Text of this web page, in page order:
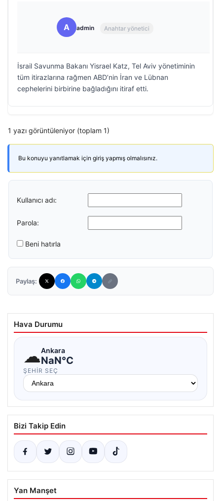
A admin Anahtar yönetici
İsrail Savunma Bakanı Yisrael Katz, Tel Aviv yönetiminin
tüm itirazlarına rağmen ABD’nin İran ve Lübnan
cephelerini birbirine bağladığını itiraf etti.
1 yazı görüntüleniyor (toplam 1)
Bu konuyu yanıtlamak için giriş yapmış olmalısınız.
Kullanıcı adı:
Parola:
Beni hatırla
Paylaş:
Hava Durumu
☁Ankara
NaN°C
ŞEHIR SEÇ
Bizi Takip Edin
Yan Manşet